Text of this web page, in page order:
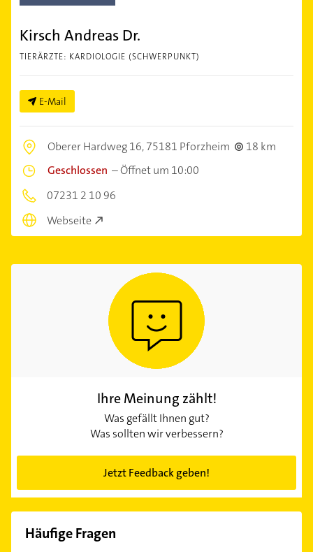
Kirsch Andreas Dr.
TIERÄRZTE: KARDIOLOGIE (SCHWERPUNKT)
E-Mail
Oberer Hardweg 16,75181 Pforzheim
18 km
Geschlossen –Öffnet um 10:00
07231 2 10 96
Webseite
Ihre Meinung zählt!
Was gefällt Ihnen gut?
Was sollten wir verbessern?
Jetzt Feedback geben!
Häufige Fragen